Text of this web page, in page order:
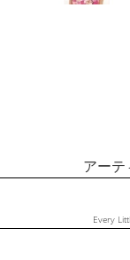
アーテ
Every